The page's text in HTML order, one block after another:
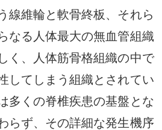
線維輪と軟骨終板、それら
なる人体最大の無血管組織
く、人体筋骨格組織の中で
してしまう組織とされてい
多くの脊椎疾患の基盤とな
らず、その詳細な発生機序